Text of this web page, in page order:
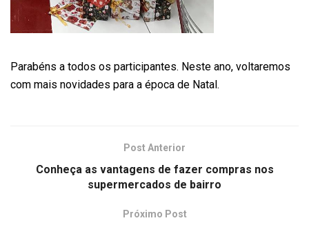
Parabéns a todos os participantes. Neste ano, voltaremos
com mais novidades para a época de Natal.
Post Anterior
Conheça as vantagens de fazer compras nos
supermercados de bairro
Próximo Post